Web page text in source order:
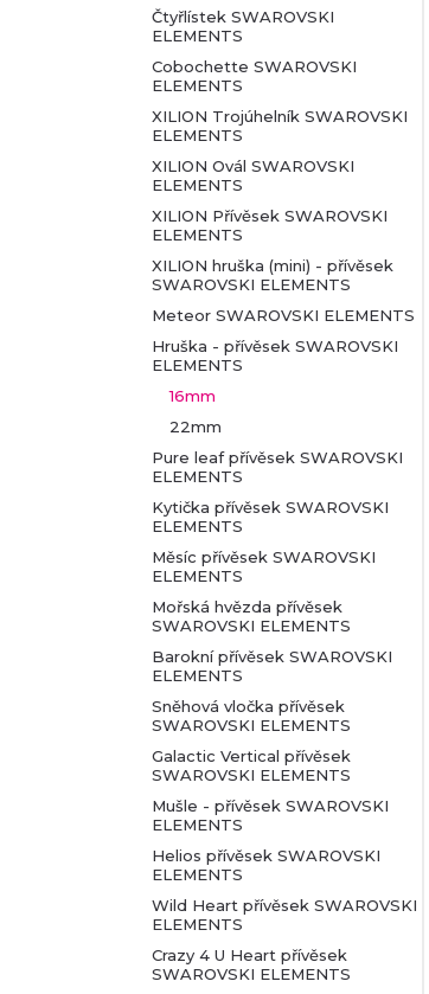
Čtyřlístek SWAROVSKI
ELEMENTS
Cobochette SWAROVSKI
ELEMENTS
XILION Trojúhelník SWAROVSKI
ELEMENTS
XILION Ovál SWAROVSKI
ELEMENTS
XILION Přívěsek SWAROVSKI
ELEMENTS
XILION hruška (mini) - přívěsek
SWAROVSKI ELEMENTS
Meteor SWAROVSKI ELEMENTS
Hruška - přívěsek SWAROVSKI
ELEMENTS
16mm
22mm
Pure leaf přívěsek SWAROVSKI
ELEMENTS
Kytička přívěsek SWAROVSKI
ELEMENTS
Měsíc přívěsek SWAROVSKI
ELEMENTS
Mořská hvězda přívěsek
SWAROVSKI ELEMENTS
Barokní přívěsek SWAROVSKI
ELEMENTS
Sněhová vločka přívěsek
SWAROVSKI ELEMENTS
Galactic Vertical přívěsek
SWAROVSKI ELEMENTS
Mušle - přívěsek SWAROVSKI
ELEMENTS
Helios přívěsek SWAROVSKI
ELEMENTS
Wild Heart přívěsek SWAROVSKI
ELEMENTS
Crazy 4 U Heart přívěsek
SWAROVSKI ELEMENTS